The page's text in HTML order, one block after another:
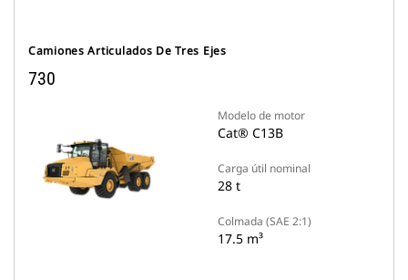
Camiones Articulados De Tres Ejes
730
Modelo de motor
Cat® C13B
Carga útil nominal
28 t
Colmada (SAE 2:1)
17.5 m³